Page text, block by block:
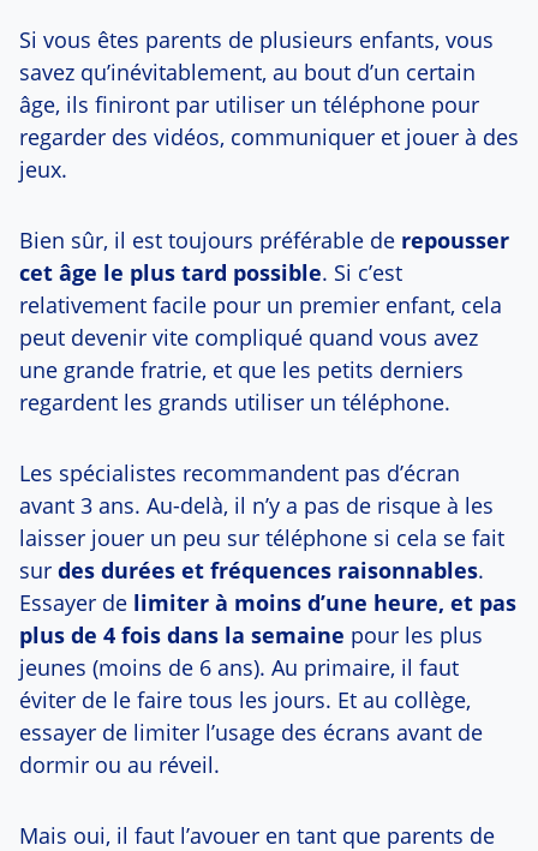
Si vous êtes parents de plusieurs enfants, vous
savez qu’inévitablement, au bout d’un certain
âge, ils finiront par utiliser un téléphone pour
regarder des vidéos, communiquer et jouer à des
jeux.
Bien sûr, il est toujours préférable de repousser
cet âge le plus tard possible. Si c’est
relativement facile pour un premier enfant, cela
peut devenir vite compliqué quand vous avez
une grande fratrie, et que les petits derniers
regardent les grands utiliser un téléphone.
Les spécialistes recommandent pas d’écran
avant 3 ans. Au-delà, il n’y a pas de risque à les
laisser jouer un peu sur téléphone si cela se fait
sur des durées et fréquences raisonnables.
Essayer de limiter à moins d’une heure, et pas
plus de 4 fois dans la semaine pour les plus
jeunes (moins de 6 ans). Au primaire, il faut
éviter de le faire tous les jours. Et au collège,
essayer de limiter l’usage des écrans avant de
dormir ou au réveil.
Mais oui, il faut l’avouer en tant que parents de